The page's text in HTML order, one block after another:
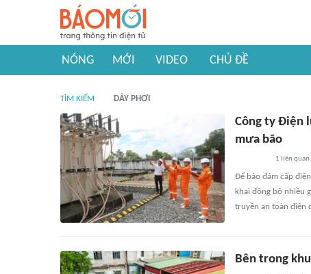
NÓNG MỚI VIDEO CHỦ ĐỀ
TÌM KIẾM DÂY PHƠI
Công ty Điện
mưa bão
1 liên quan
Để bảo đảm cấp
khai đồng bộ nhiều
truyền an toàn điện
Bên trong